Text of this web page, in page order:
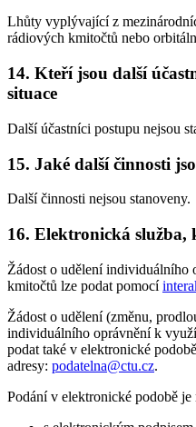
Lhůty vyplývající z
rádiových kmitočtů nebo
14. Kteří jsou další
situace
Další účastníci postupu nejsou
15. Jaké další činnosti
Další činnosti nejsou stanoveny.
16. Elektronická služba,
Žádost o udělení
kmitočtů lze podat pomocí
Žádost o udělení (změnu,
individuálního oprávnění k
podat také v elektronické
adresy: podatelna@ctu.cz.
Podání v elektronické podobě je